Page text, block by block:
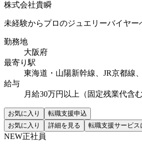
株式会社貴瞬
未経験からプロのジュエリーバイヤー
勤務地
大阪府
最寄り駅
東海道・山陽新幹線、JR京都線
給与
月給30万円以上（固定残業代含む
お気に入り
転職支援申込
お気に入り
詳細を見る 転職支援サービス
NEW正社員